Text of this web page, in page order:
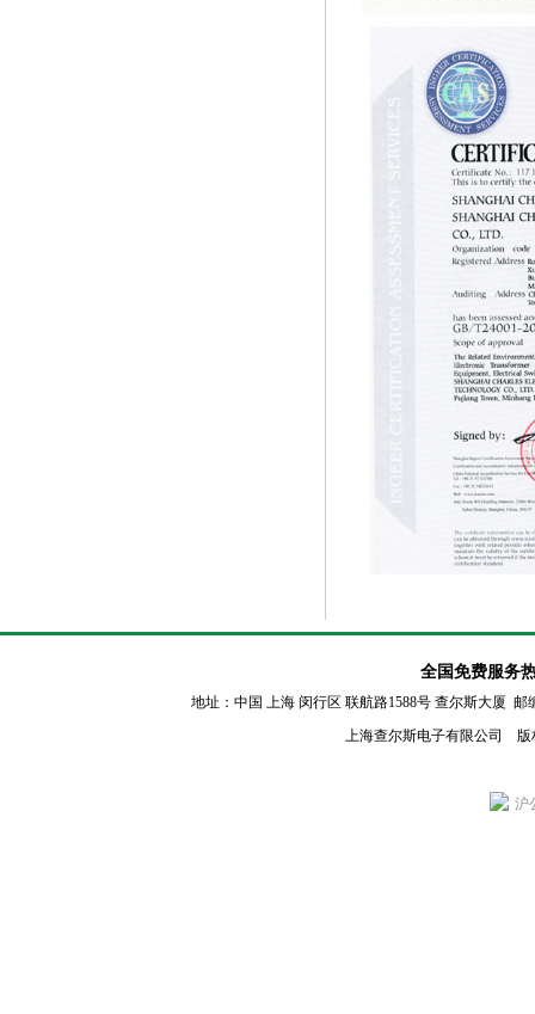
全国免费服务
地址：中国 上海 闵行区 联航路1588号 查尔斯大厦 邮
上海查尔斯电子有限公司
沪